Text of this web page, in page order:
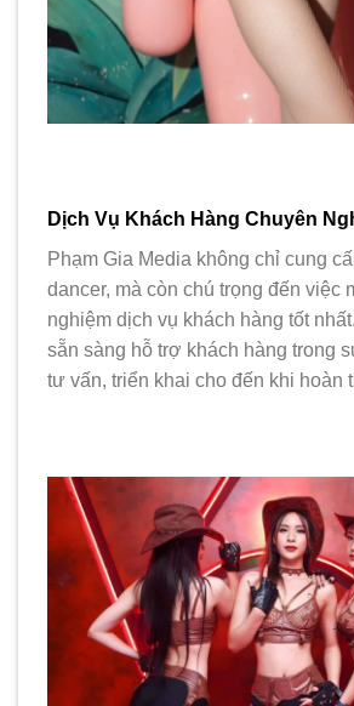
Dịch Vụ Khách Hàng Chuyên
Phạm Gia Media không chỉ cung
dancer, mà còn chú trọng đến việc
nghiệm dịch vụ khách hàng tốt
sẵn sàng hỗ trợ khách hàng trong
tư vấn, triển khai cho đến khi hoàn